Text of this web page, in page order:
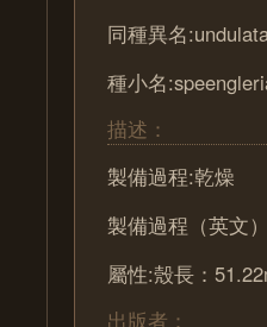
同種異名
種小名
描述：
製備過程:乾燥
製備過程（英文
屬性:殼長：
出版者：